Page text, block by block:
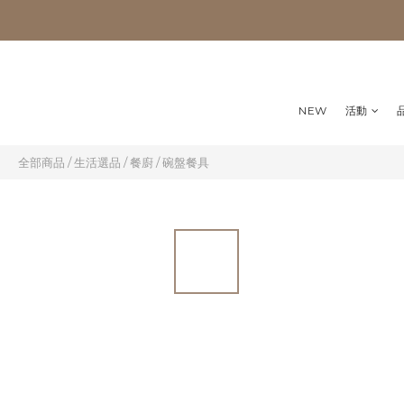
NEW 活動
全部商品 /生活選品 /餐廚/碗盤餐具